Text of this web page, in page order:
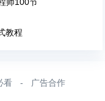
师100节
教程
看 - 广告合作